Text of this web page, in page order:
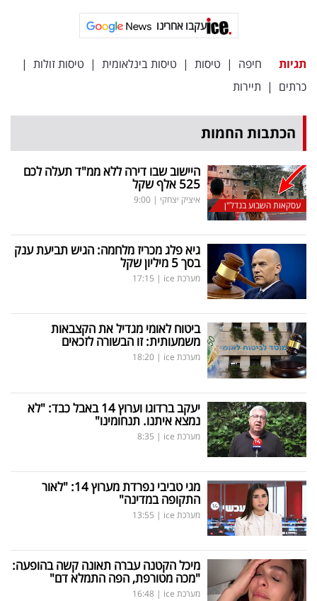
עקבו
אחרינו:
עקבו אחרינו
תגיות חיפה | טיסות | טיסות בינלאומית | טיסות זולות |
כרתים | תיירות
הכתבות החמות
עסקאות השבוע בנדל"ן
היישוב שבו דירה ללא ממ"ד תעלה לכם
525 אלף שקל
איציק יצחקי |
9:00
גיא פלג מכריז מלחמה: הגיש תביעת ענק
בסך 5 מיליון שקל
מערכת ice |
17:15
ביטוח לאומי מגדיל את הקצבאות
משמעותית: זו הבשורה לזכאים
מערכת ice |
18:20
יעקב ברדוגו וערוץ 14 באבל כבד: "לא
נמצא איתנו. תנחומינו"
מערכת ice |
8:35
מגי טביבי נפרדת מערוץ 14: "לאור
התקופה במדינה"
מערכת ice |
13:55
מיכל הקטנה עברה תאונה קשה בהופעה:
"מכה מטורפת, הפה התמלא דם"
מערכת ice |
16:48